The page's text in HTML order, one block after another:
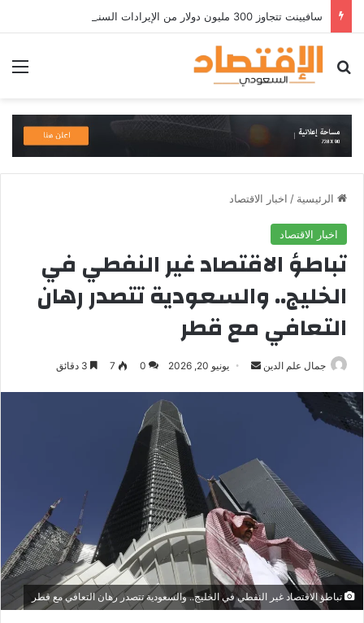
بحث عن
الرئيسية / اخبار الاقتصاد
اخبار الاقتصاد
تباطؤ الاقتصاد غير النفطي في
الخليج.. والسعودية تتصدر رهان
التعافي مع قطر
جمال علم الدين
أرسل يونيو 20, 2026 0
7
تباطؤ الاقتصاد غير النفطي في الخليج.. والسعودية تتصدر رهان التعافي مع قطر